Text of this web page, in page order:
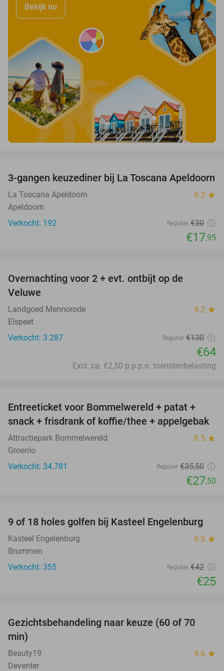
Bekijk nu
40%
3-gangen keuzediner bij La Toscana Apeldoorn
La Toscana Apeldoorn 9.3 star
Apeldoorn
Verkocht: 192
Regulier €30
€17,95
Overnachting voor 2 + evt. ontbijt op de
Veluwe
Landgoed Mennorode 9.2 star
Elspeet
Verkocht: 3.287
Regulier €130
€64
Excl. ca. €2,50 p.p.p.n. toeristenbelasting
23%
Entreeticket voor Bommelwereld + patat +
snack + frisdrank of koffie/thee + appelgebak
Attractiepark Bommelwereld 9.5 star
Groenlo
Verkocht: 34.781
Regulier €35,50
€27,50
40%
9 of 18 holes golfen bij Kasteel Engelenburg
Kasteel Engelenburg 9.5 star
Brummen
Verkocht: 355
Regulier €42
€25
54%
Gezichtsbehandeling naar keuze (60 of 70
min)
Beauty19 9.6 star
Deventer